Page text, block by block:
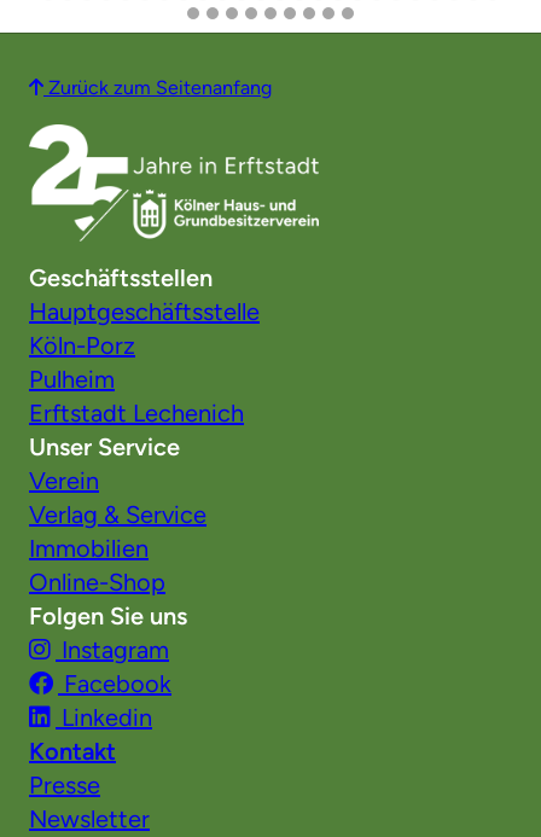
Zurück zum Seitenanfang
Geschäftsstellen
Hauptgeschäftsstelle
Köln-Porz
Pulheim
Erftstadt Lechenich
Unser Service
Verein
Verlag & Service
Immobilien
Online-Shop
Folgen Sie uns
Instagram
Facebook
Linkedin
Kontakt
Presse
Newsletter